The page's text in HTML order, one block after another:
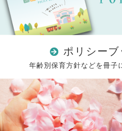
ポリシー
年齢別保育方針などを冊子